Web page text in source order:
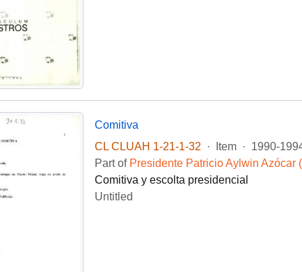
Comitiva
CL CLUAH 1-21-1-32
· Item · 1990-
Part of Presidente Patricio Aylwin Azócar
Comitiva y escolta presidencial
Untitled